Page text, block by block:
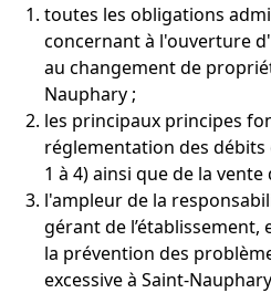
toutes les obligations
concernant à l'ouverture
au changement de
Nauphary ;
les principaux principes
réglementation des débits
1 à 4) ainsi que de la
l'ampleur de la
gérant de
la prévention des
excessive à Saint-